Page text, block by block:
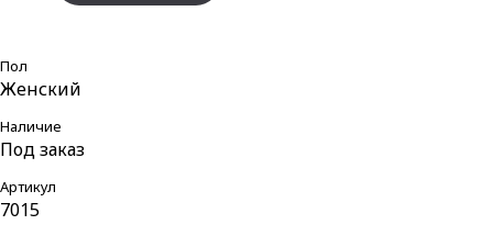
Пол
Женский
Наличие
Под заказ
Артикул
7015